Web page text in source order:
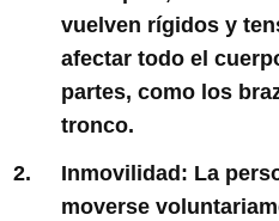
vuelven rígidos y
afectar todo el
partes, como los
tronco.
Inmovilidad: La
moverse